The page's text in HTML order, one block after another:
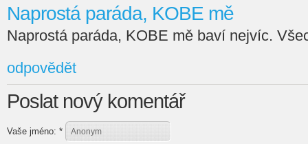
Naprostá paráda, KOBE mě
Naprostá paráda, KOBE mě baví nejvíc.
odpovědět
Poslat nový komentář
Vaše jméno: *